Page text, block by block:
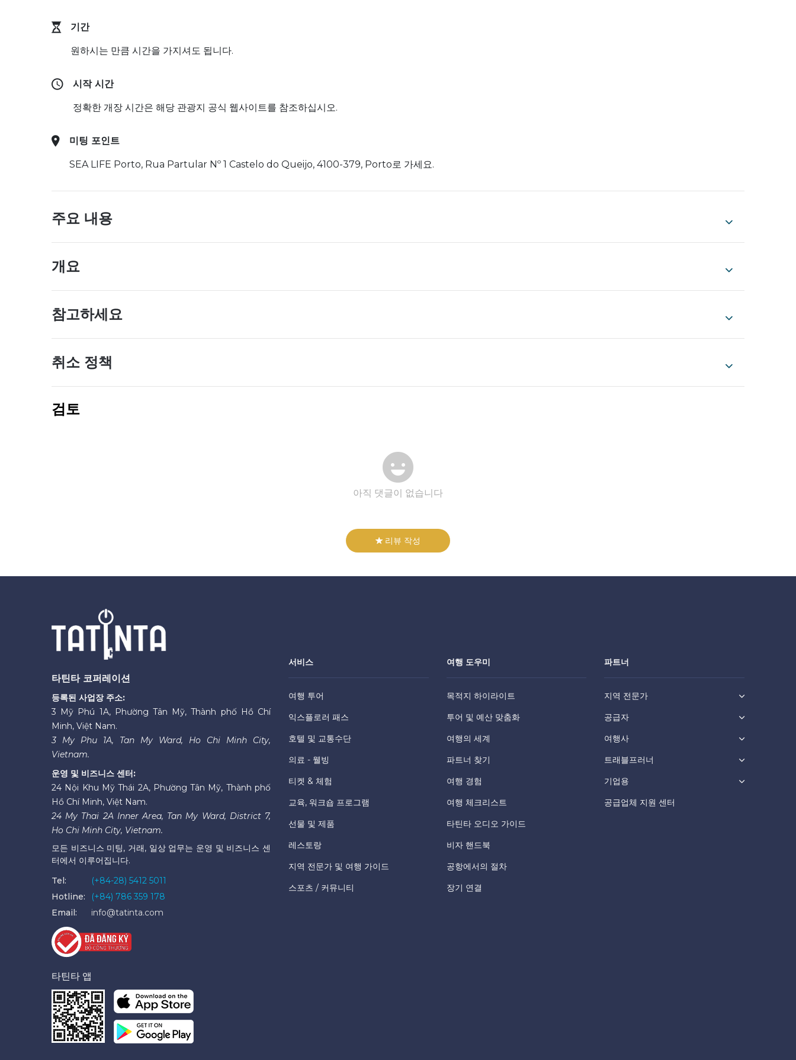
기간
원하시는 만큼 시간을 가지셔도 됩니다.
시작 시간
정확한 개장 시간은 해당 관광지 공식 웹사이트를 참조하십시오.
미팅 포인트
SEA LIFE Porto, Rua Partular Nº 1 Castelo do Queijo, 4100-379, Porto로 가세요.
주요 내용
개요
참고하세요
취소 정책
검토
아직 댓글이 없습니다
리뷰 작성
타틴타 코퍼레이션
등록된 사업장 주소:
3 Mỹ Phú 1A, Phường Tân Mỹ, Thành phố Hồ Chí
Minh, Việt Nam.
3 My Phu 1A, Tan My Ward, Ho Chi Minh City,
Vietnam.
운영 및 비즈니스 센터:
24 Nội Khu Mỹ Thái 2A, Phường Tân Mỹ, Thành phố
Hồ Chí Minh, Việt Nam.
24 My Thai 2A Inner Area, Tan My Ward, District 7,
Ho Chi Minh City, Vietnam.
모든 비즈니스 미팅, 거래, 일상 업무는 운영 및 비즈니스 센
터에서 이루어집니다.
Tel:
(+84-28) 5412 5011
Hotline:
(+84) 786 359 178
Email:
info@tatinta.com
타틴타 앱
서비스
여행 투어
익스플로러 패스
호텔 및 교통수단
의료 - 웰빙
티켓 & 체험
교육, 워크숍 프로그램
선물 및 제품
레스토랑
지역 전문가 및 여행 가이드
스포츠 / 커뮤니티
여행 도우미
목적지 하이라이트
투어 및 예산 맞춤화
여행의 세계
파트너 찾기
여행 경험
여행 체크리스트
타틴타 오디오 가이드
비자 핸드북
공항에서의 절차
장기 연결
파트너
지역 전문가
공급자
여행사
트래블프러너
기업용
공급업체 지원 센터